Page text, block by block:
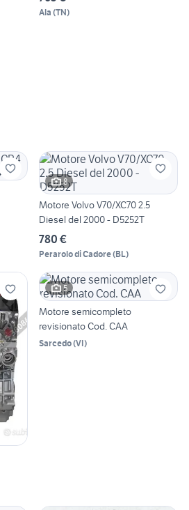
Ala (TN)
8
Motore Volvo V70/XC70 2.5
Diesel del 2000 - D5252T
780 €
Perarolo di Cadore(BL)
5
Motore semicompleto
revisionato Cod. CAA
Sarcedo(VI)